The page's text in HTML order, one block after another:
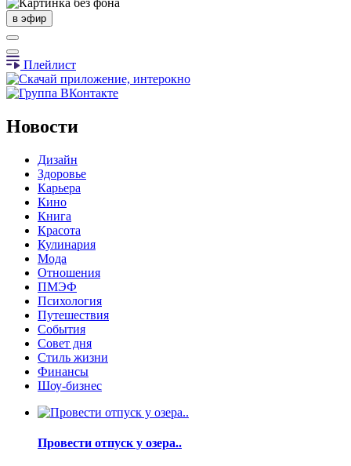
в эфир
Плейлист
Новости
Дизайн
Здоровье
Карьера
Кино
Книга
Красота
Кулинария
Мода
Отношения
ПМЭФ
Психология
Путешествия
События
Совет дня
Стиль жизни
Финансы
Шоу-бизнес
Провести отпуск у озера..